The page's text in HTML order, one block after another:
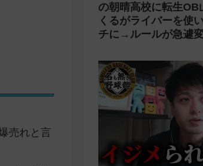
売れと言
の朝晴高校に転生OB
くるがライバーを使
チに→ルールが急遽